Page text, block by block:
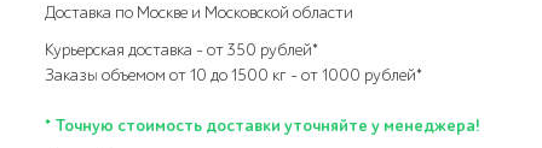
Доставка по Москве и Московской области
Курьерская доставка – от 350 рублей*
Заказы объемом от 10 до 1500 кг – от 1000 рублей*
* Точную стоимость доставки уточняйте у менеджера!